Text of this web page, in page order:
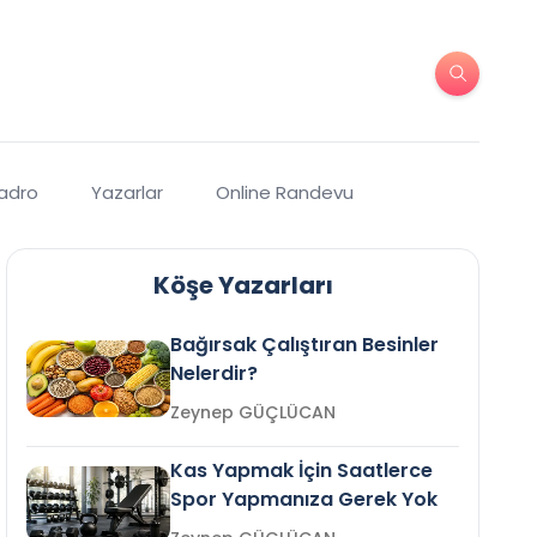
Yazarlar Online Randevu
Köşe Yazarları
Bağırsak Çalıştıran Besinler
Nelerdir?
Zeynep GÜÇLÜCAN
Kas Yapmak İçin Saatlerce
Spor Yapmanıza Gerek Yok